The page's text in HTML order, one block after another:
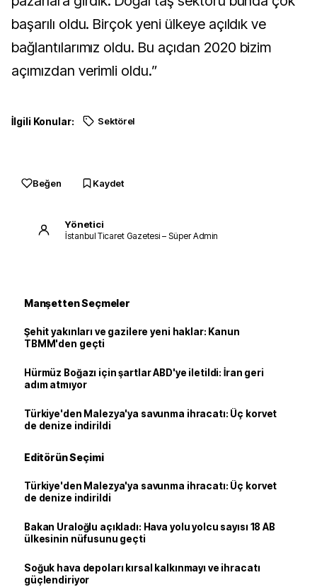
başarılı oldu. Birçok yeni ülkeye açıldık ve
bağlantılarımız oldu. Bu açıdan 2020 bizim
açımızdan verimli oldu.”
İlgili Konular: Sektörel
Beğen Kaydet
Yönetici
İstanbul Ticaret Gazetesi – Süper Admin
Manşetten Seçmeler
Şehit yakınları ve gazilere yeni haklar: Kanun
TBMM'den geçti
Hürmüz Boğazı için şartlar ABD'ye iletildi: İran geri
adım atmıyor
Türkiye'den Malezya'ya savunma ihracatı: Üç korvet
de denize indirildi
Editörün Seçimi
Türkiye'den Malezya'ya savunma ihracatı: Üç korvet
de denize indirildi
Bakan Uraloğlu açıkladı: Hava yolu yolcu sayısı 18 AB
ülkesinin nüfusunu geçti
Soğuk hava depoları kırsal kalkınmayı ve ihracatı
güçlendiriyor